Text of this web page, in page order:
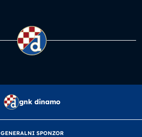
gnk dinamo
GENERALNI SPONZOR